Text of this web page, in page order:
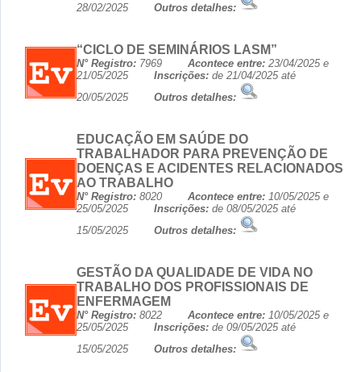
28/02/2025 Outros detalhes:
“CICLO DE SEMINÁRIOS LASM”
N° Registro: 7969 Acontece entre: 23/04/2025 e
21/05/2025 Inscrições: de 21/04/2025 até
20/05/2025 Outros detalhes:
EDUCAÇÃO EM SAÚDE DO
TRABALHADOR PARA PREVENÇÃO DE
DOENÇAS E ACIDENTES RELACIONADOS
AO TRABALHO
N° Registro: 8020 Acontece entre: 10/05/2025 e
25/05/2025 Inscrições: de 08/05/2025 até
15/05/2025 Outros detalhes:
GESTÃO DA QUALIDADE DE VIDA NO
TRABALHO DOS PROFISSIONAIS DE
ENFERMAGEM
N° Registro: 8022 Acontece entre: 10/05/2025 e
25/05/2025 Inscrições: de 09/05/2025 até
15/05/2025 Outros detalhes: